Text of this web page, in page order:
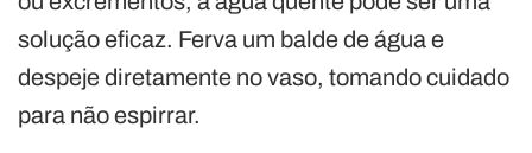
solução eficaz. Ferva um balde de água e
despeje diretamente no vaso, tomando cuidado
para não espirrar.